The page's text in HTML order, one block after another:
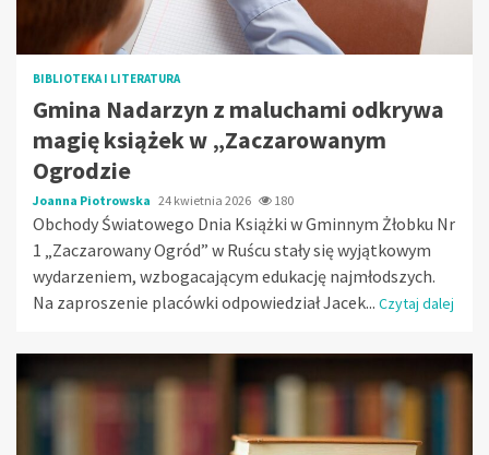
BIBLIOTEKA I LITERATURA
Gmina Nadarzyn z maluchami odkrywa
magię książek w „Zaczarowanym
Ogrodzie
Joanna Piotrowska 24 kwietnia 2026 180
Obchody Światowego Dnia Książki w Gminnym Żłobku Nr
1 „Zaczarowany Ogród” w Ruścu stały się wyjątkowym
wydarzeniem, wzbogacającym edukację najmłodszych.
Na zaproszenie placówki odpowiedział Jacek... Czytaj dalej